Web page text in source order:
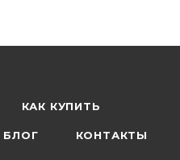
КАК КУПИТЬ
БЛОГ КОНТАКТЫ